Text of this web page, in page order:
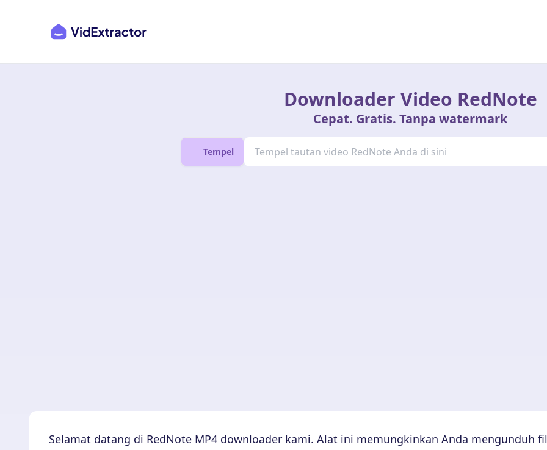
Downloader Video RedNote
Cepat. Gratis. Tanpa watermark
Tempel
Selamat datang di RedNote MP4 downloader kami. Alat ini memungkinkan Anda mengunduh